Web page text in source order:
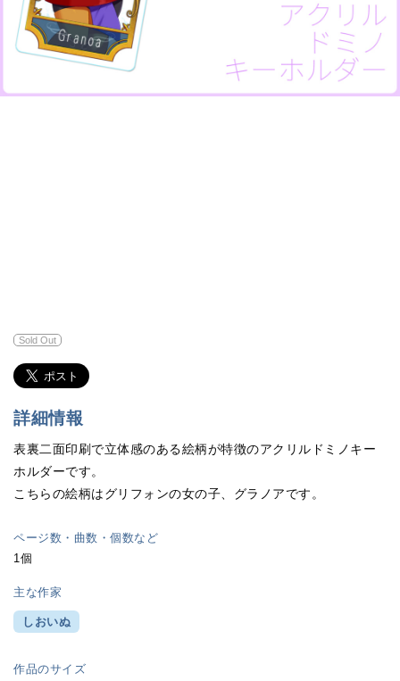
Sold Out
詳細情報
表裏二面印刷で立体感のある絵柄が特徴のアクリルドミノキー
ホルダーです。
こちらの絵柄はグリフォンの女の子、グラノアです。
ページ数・曲数・個数など
1個
主な作家
しおいぬ
作品のサイズ